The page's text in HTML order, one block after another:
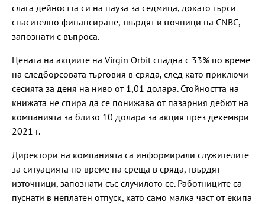
слага дейността си на пауза за седмица, докато търси
спасително финансиране, твърдят източници на CNBC,
запознати с въпроса.
Цената на акциите на Virgin Orbit спадна с 33% по време
на следборсовата търговия в сряда, след като приключи
сесията за деня на ниво от 1,01 долара. Стойността на
книжата не спира да се понижава от пазарния дебют на
компанията за близо 10 долара за акция през декември
2021 г.
Директори на компанията са информирали служителите
за ситуацията по време на среща в сряда, твърдят
източници, запознати със случилото се. Работниците са
пуснати в неплатен отпуск, като само малка част от екипа